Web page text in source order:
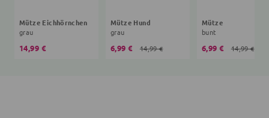
Mütze Eichhörnchen
grau
14,99 €
Mütze Hund
grau
6,99 € 14,99 €
Mütze
bunt
6,99 € 14,99 €